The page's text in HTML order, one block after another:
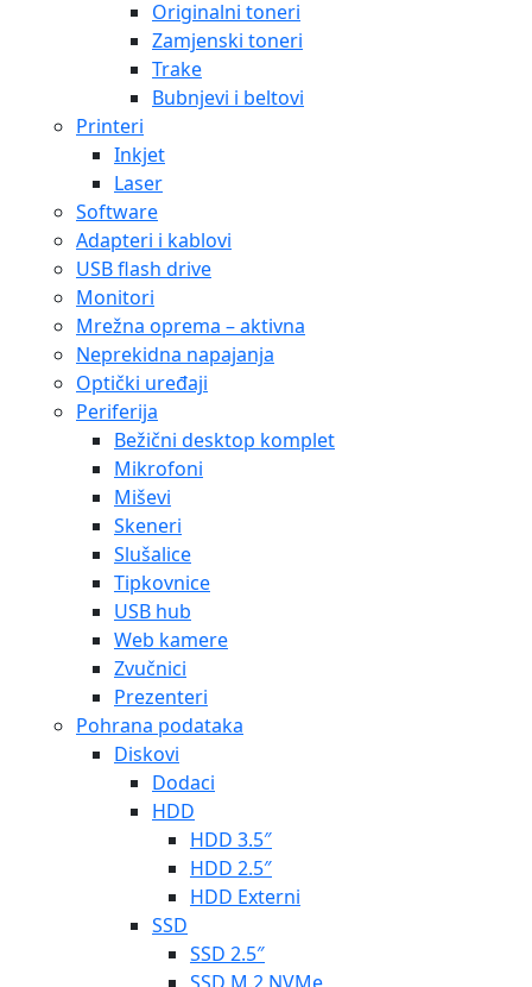
Originalni toneri
Zamjenski toneri
Trake
Bubnjevi i beltovi
Printeri
Inkjet
Laser
Software
Adapteri i kablovi
USB flash drive
Monitori
Mrežna oprema – aktivna
Neprekidna napajanja
Optički uređaji
Periferija
Bežični desktop komplet
Mikrofoni
Miševi
Skeneri
Slušalice
Tipkovnice
USB hub
Web kamere
Zvučnici
Prezenteri
Pohrana podataka
Diskovi
Dodaci
HDD
HDD 3.5″
HDD 2.5″
HDD Externi
SSD
SSD 2.5″